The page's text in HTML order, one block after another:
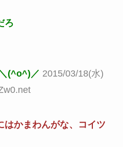
ろ
(^o^)／ 2015/03/18(水)
はかまわんがな、コイツ